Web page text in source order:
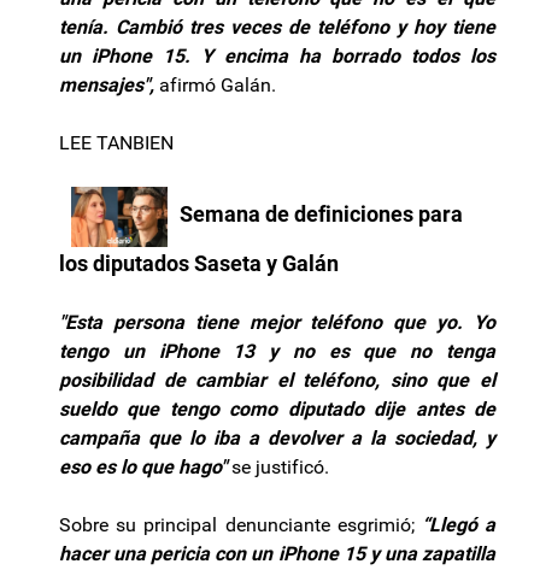
tenía. Cambió tres veces de teléfono y hoy tiene
un iPhone 15. Y encima ha borrado todos los
mensajes", afirmó Galán.
LEE TANBIEN
Semana de definiciones para
los diputados Saseta y Galán
"Esta persona tiene mejor teléfono que yo. Yo
tengo un iPhone 13 y no es que no tenga
posibilidad de cambiar el teléfono, sino que el
sueldo que tengo como diputado dije antes de
campaña que lo iba a devolver a la sociedad, y
eso es lo que hago"se justificó.
Sobre su principal denunciante esgrimió; “Llegó a
hacer una pericia con un iPhone 15 y una zapatilla